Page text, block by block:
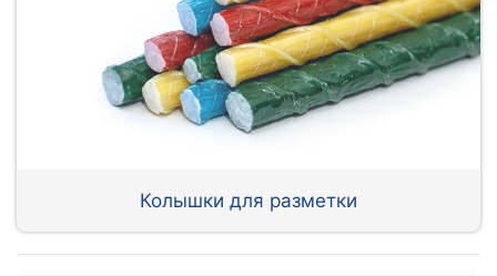
Колышки для разметки